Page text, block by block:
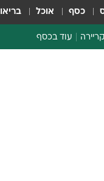
כסף אוכל
קריירה עוד בכסף